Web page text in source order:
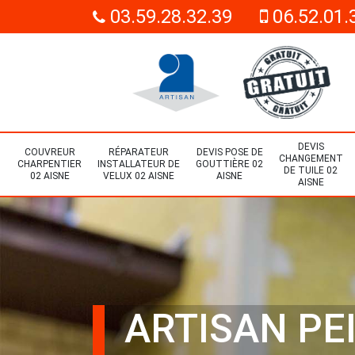
03.59.28.32.39
COUVREUR
CHARPENTIER
02 AISNE
RÉPARATEUR
INSTALLATEUR DE
VELUX 02 AISNE
DEVIS POSE DE
GOUTTIÈRE 02
AISNE
DEVIS
CHANGEMENT
DE TUILE 02
AISNE
ARTISAN